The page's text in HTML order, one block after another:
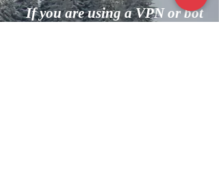
If you are using a VPN or bot